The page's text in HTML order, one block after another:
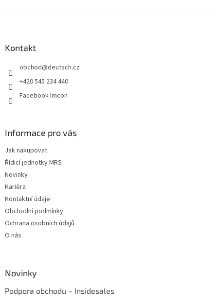
Kontakt
obchod@deutsch.cz
+420 545 234 440
Facebook Imcon
Informace pro vás
Jak nakupovat
Řídicí jednotky MRS
Novinky
Kariéra
Kontaktní údaje
Obchodní podmínky
Ochrana osobních údajů
O nás
Novinky
Podpora obchodu – Insidesales